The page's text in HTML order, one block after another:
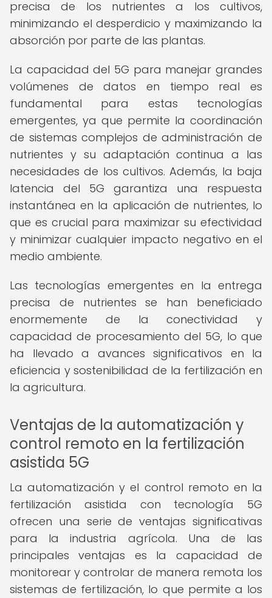
precisa de los nutrientes a los cultivos,
minimizando el desperdicio y maximizando la
absorción por parte de las plantas.
La capacidad del 5G para manejar grandes
volúmenes de datos en tiempo real es
fundamental para estas tecnologías
emergentes, ya que permite la coordinación
de sistemas complejos de administración de
nutrientes y su adaptación continua a las
necesidades de los cultivos. Además, la baja
latencia del 5G garantiza una respuesta
instantánea en la aplicación de nutrientes, lo
que es crucial para maximizar su efectividad
y minimizar cualquier impacto negativo en el
medio ambiente.
Las tecnologías emergentes en la entrega
precisa de nutrientes se han beneficiado
enormemente de la conectividad y
capacidad de procesamiento del 5G, lo que
ha llevado a avances significativos en la
eficiencia y sostenibilidad de la fertilización en
la agricultura.
Ventajas de la automatización y
control remoto en la fertilización
asistida 5G
La automatización y el control remoto en la
fertilización asistida con tecnología 5G
ofrecen una serie de ventajas significativas
para la industria agrícola. Una de las
principales ventajas es la capacidad de
monitorear y controlar de manera remota los
sistemas de fertilización, lo que permite a los